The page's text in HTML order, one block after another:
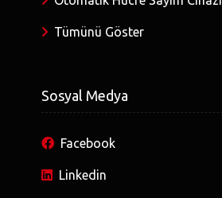
Tümünü Göster
Sosyal Medya
Facebook
Linkedin